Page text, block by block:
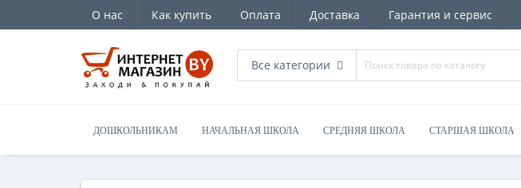
О нас Как купить Оплата Доставка Гарантия и сервис
Все категории
ДОШКОЛЬНИКАМ НАЧАЛЬНАЯ ШКОЛА СРЕДНЯЯ ШКОЛА СТАРШАЯ ШКОЛА